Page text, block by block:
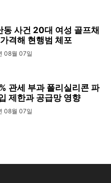
동 사건 20대 여성 골프채
격해 현행범 체포
08월 07일
관세 부과 폴리실리콘 파
제한과 공급망 영향
08월 07일